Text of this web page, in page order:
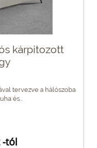
kárpitozott
tervezve a hálószoba
és...
-tól